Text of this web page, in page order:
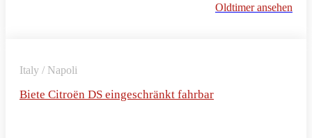
Oldtimer ansehen
Italy / Napoli
Biete Citroën DS eingeschränkt fahrbar